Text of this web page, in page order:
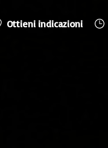
Ottieni indicazioni